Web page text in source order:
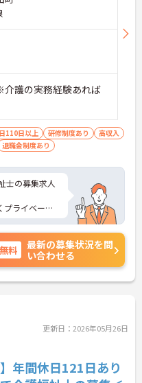
護の実務経験あれば
110日以上 研修制度あり
高収入
退職金制度あり
士の募集求人
プライベート
ど、さらに詳
ください。
無料
最新の募集状況を問
い合わせる
更新日：2026年05月26日
年間休日121日あり